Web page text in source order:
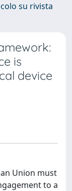
su rivista
is
device
Union must
to a